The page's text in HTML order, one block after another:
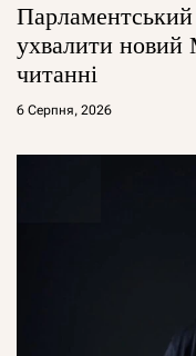
Парламентський
ухвалити
читанні
6 Серпня, 2026